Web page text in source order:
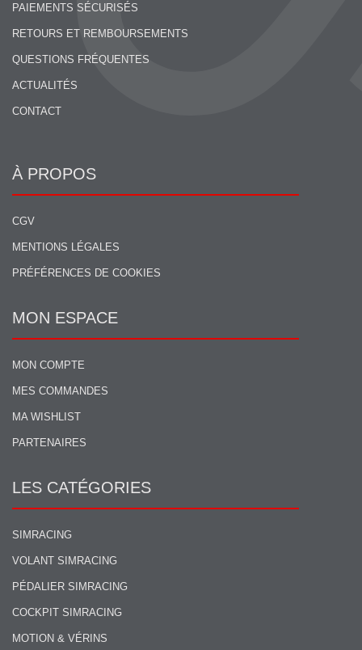
PAIEMENTS SÉCURISÉS
RETOURS ET REMBOURSEMENTS
QUESTIONS FRÉQUENTES
ACTUALITÉS
CONTACT
À PROPOS
CGV
MENTIONS LÉGALES
PRÉFÉRENCES DE COOKIES
MON ESPACE
MON COMPTE
MES COMMANDES
MA WISHLIST
PARTENAIRES
LES CATÉGORIES
SIMRACING
VOLANT SIMRACING
PÉDALIER SIMRACING
COCKPIT SIMRACING
MOTION & VÉRINS